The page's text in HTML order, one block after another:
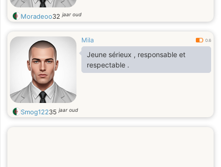
Moradeoo32jaar oud
Mila 0.6
Jeune sérieux , responsable et
respectable .
Smog12235jaar oud